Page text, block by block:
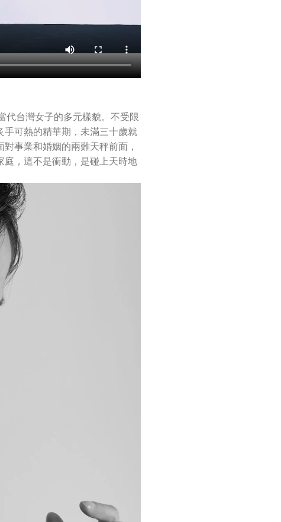
代台灣女子的多元樣貌。不受限
可熱的精華期，未滿三十歲就
事業和婚姻的兩難天秤前面，
，這不是衝動，是碰上天時地